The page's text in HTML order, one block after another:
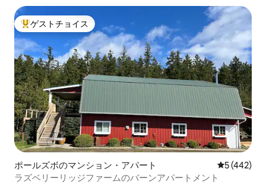
大好評のゲストチョイスです。
ゲストチョイス
ポールズボのマンション・アパート レビュー
5 (442)
ラズベリーリッジファームのバーンアパートメント